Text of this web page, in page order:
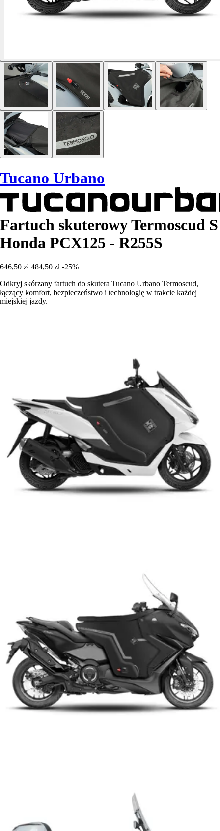
Tucano Urbano
Fartuch skuterowy Termoscud S
Honda PCX125 - R255S
646,50 zł 484,50 zł -25%
Odkryj skórzany fartuch do skutera Tucano Urbano Termoscud,
łączący komfort, bezpieczeństwo i technologię w trakcie każdej
miejskiej jazdy.